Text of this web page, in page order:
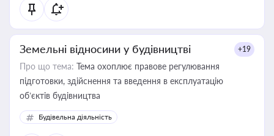
Земельні відносини у будівництві +19
Про що тема: Тема охоплює правове регулювання
підготовки, здійснення та введення в експлуатацію
об’єктів будівництва
Будівельна діяльність